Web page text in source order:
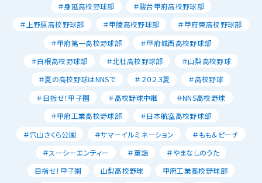
＃身延高校野球部
＃駿台甲府高校野球部
＃上野原高校野球部
＃甲陵高校野球部
＃甲府東高校野球部
＃甲府第一高校野球部
＃甲府城西高校野球部
＃白根高校野球部
＃北杜高校野球部
＃山梨高校野球
＃夏の高校野球はNNSで
＃２０２３夏
＃高校野球
＃目指せ！甲子園
＃高校野球中継
＃NNS高校野球
＃甲府工業高校野球部
＃日本航空高校野球部
＃穴山さくら公園
＃サマーイルミネーション
＃もも＆ピーチ
＃スーシーエンティー
＃童謡
＃やまなしのうた
目指せ！甲子園
山梨高校野球
甲府工業高校野球部